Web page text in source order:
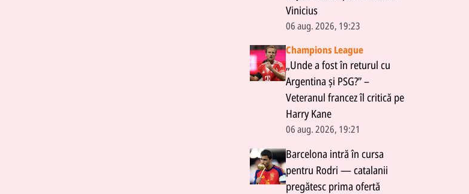
Vinicius
06 aug. 2026, 19:23
Champions League
„Unde a fost în returul cu
Argentina și PSG?” –
Veteranul francez îl critică pe
Harry Kane
06 aug. 2026, 19:21
Barcelona intră în cursa
pentru Rodri — catalanii
pregătesc prima ofertă